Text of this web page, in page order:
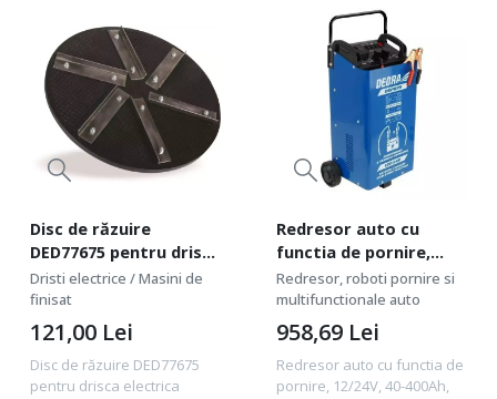
Disc de răzuire
DED77675 pentru drisca
electrica DED7767
Dristi electrice / Masini de
finisat
Disc de răzuire DED77675
pentru drisca electrica
121,00 Lei
Redresor auto cu
functia de pornire,
12/24V, 40-400Ah, Dedra
DEP070
Redresor, roboti pornire si
multifunctionale auto
Redresor auto cu functia de
pornire, 12/24V, 40-400Ah,
958,69 Lei